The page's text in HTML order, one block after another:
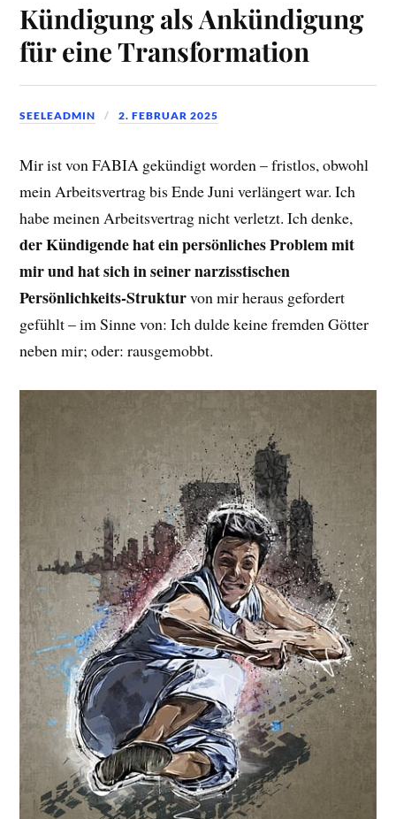
Kündigung als Ankündigung
für eine Transformation
SEELEADMIN 2. FEBRUAR 2025
Mir ist von FABIA gekündigt worden – fristlos, obwohl
mein Arbeitsvertrag bis Ende Juni verlängert war. Ich
habe meinen Arbeitsvertrag nicht verletzt. Ich denke,
der Kündigende hat ein persönliches Problem mit
mir und hat sich in seiner narzisstischen
Persönlichkeits-Strukturvon mir heraus gefordert
gefühlt – im Sinne von: Ich dulde keine fremden Götter
neben mir; oder: rausgemobbt.